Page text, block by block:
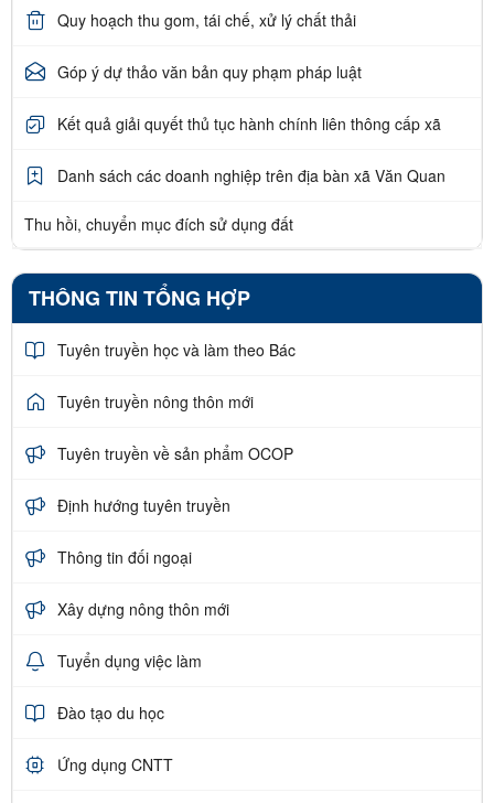
Quy hoạch thu gom, tái chế, xử lý chất thải
Góp ý dự thảo văn bản quy phạm pháp luật
Kết quả giải quyết thủ tục hành chính liên thông cấp xã
Danh sách các doanh nghiệp trên địa bàn xã Văn Quan
Thu hồi, chuyển mục đích sử dụng đất
THÔNG TIN TỔNG HỢP
Tuyên truyền học và làm theo Bác
Tuyên truyền nông thôn mới
Tuyên truyền về sản phẩm OCOP
Định hướng tuyên truyền
Thông tin đối ngoại
Xây dựng nông thôn mới
Tuyển dụng việc làm
Đào tạo du học
Ứng dụng CNTT